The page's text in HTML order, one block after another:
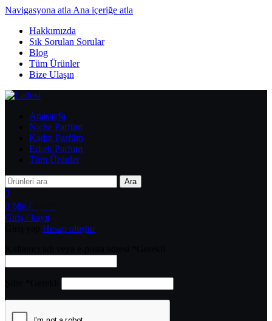
Navigasyona atla Ana içeriğe atla
Hakkımızda
Sık Sorulan Sorular
Blog
Tüm Ürünler
Bize Ulaşın
Anasayfa
Niche Parfüm
Kadın Parfüm
Erkek Parfüm
Tüm Ürünler
Ara
0
0 öğe /
Giriş / kayıt
Hesap oluştur